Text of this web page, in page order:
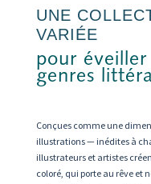
UNE
VARIÉE
pour
genres
Conçues comme une
illustrations — inédites à
illustrateurs et artistes
coloré, qui porte au rêve et